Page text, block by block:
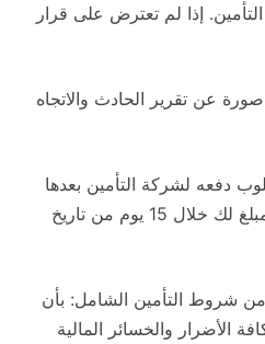
إذا لم تعترض على قرار
عن تقرير الحادث والاتجاه
دفعه لشركة التأمين بعدها
تقوم شركة التأمين بدفع المبلغ لك خلال 15 يوم من تاريخ
شروط التأمين الشامل: بأن
الأضرار والخسائر المالية